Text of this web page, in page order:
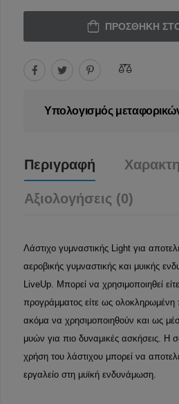
ΠΡΟΣΘΉΚΗ
Υπολογισμός
Περιγραφή
Αξιολογήσεις (0)
Λάστιχο γυμναστικής Light για
αεροβικής γυμναστικής και μυικής
LiveUp. Μπορεί να χρησιμοποιηθεί
προγράμματος είτε ως
ακόμα να χρησιμοποιηθούν και ως
μυών για πιο δυναμικές ασκήσεις. Η
χρήση του λάστιχου μπορεί να
εργαλείο στη μυϊκή ενδυνάμωση.